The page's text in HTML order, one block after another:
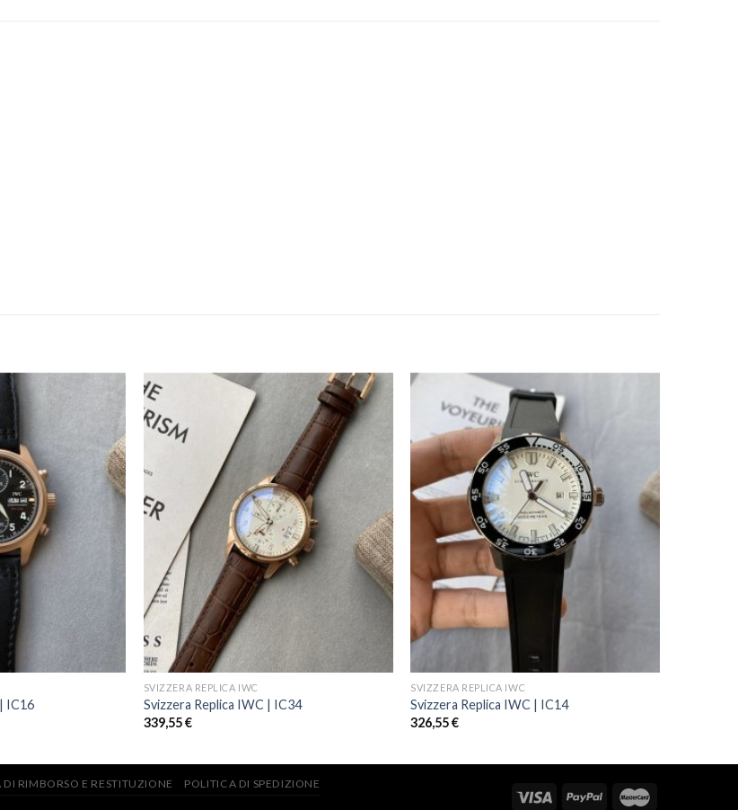
IC16
SVIZZERA REPLICA IWC
Svizzera Replica IWC | IC34
339,55€
SVIZZERA REPLICA IWC
Svizzera Replica IWC | IC14
326,55€
RIMBORSO E RESTITUZIONE POLITICA DI SPEDIZIONE